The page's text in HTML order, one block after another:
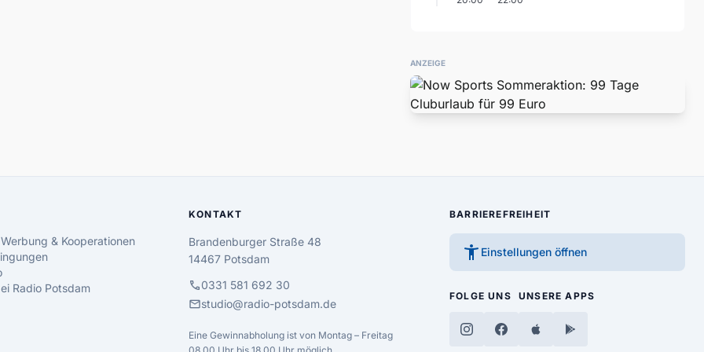
ANZEIGE
& Kooperationen
Radio Potsdam
KONTAKT
Brandenburger Straße 48
14467 Potsdam
call0331 581 692 30
mailstudio@radio-potsdam.de
Eine Gewinnabholung ist von Montag – Freitag
BARRIEREFREIHEIT
accessibility_new Einstellungen öffnen
FOLGE UNS UNSERE APPS